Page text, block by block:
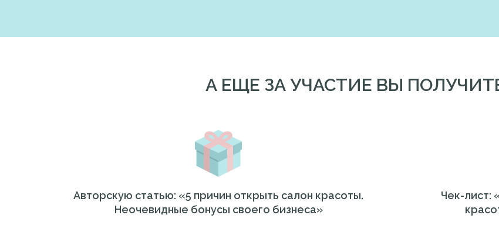
А ЕЩЕ ЗА УЧАСТИЕ ВЫ
Авторскую статью: «5 причин открыть салон красоты.
Неочевидные бонусы своего бизнеса»
Чек-лист: